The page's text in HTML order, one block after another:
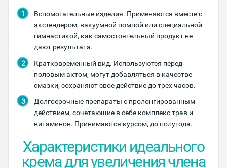
Вспомогательные изделия. Применяются вместе с
экстендером, вакуумной помпой или специальной
гимнастикой, как самостоятельный продукт не
дают результата.
Кратковременный вид. Используются перед
половым актом, могут добавляться в качестве
смазки, сохраняют свое действие до трех часов.
Долгосрочные препараты с пролонгированным
действием, сочетающие в себе комплекс трав и
витаминов. Принимаются курсом, до полугода.
Характеристики идеального
крема для увеличения члена